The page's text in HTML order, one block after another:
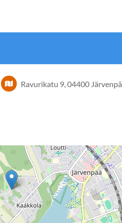
Ravurikatu 9, 04400